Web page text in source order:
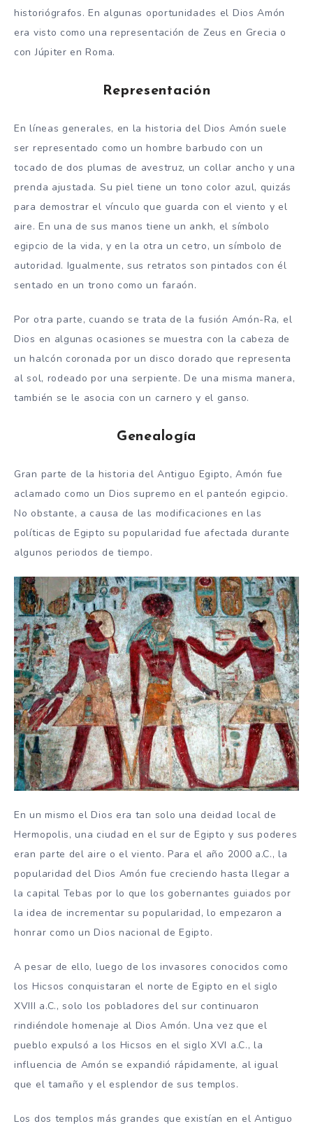
historiógrafos. En algunas oportunidades el Dios Amón
era visto como una representación de Zeus en Grecia o
con Júpiter en Roma.
Representación
En líneas generales, en la historia del Dios Amón suele
ser representado como un hombre barbudo con un
tocado de dos plumas de avestruz, un collar ancho y una
prenda ajustada. Su piel tiene un tono color azul, quizás
para demostrar el vínculo que guarda con el viento y el
aire. En una de sus manos tiene un ankh, el símbolo
egipcio de la vida, y en la otra un cetro, un símbolo de
autoridad. Igualmente, sus retratos son pintados con él
sentado en un trono como un faraón.
Por otra parte, cuando se trata de la fusión Amón-Ra, el
Dios en algunas ocasiones se muestra con la cabeza de
un halcón coronada por un disco dorado que representa
al sol, rodeado por una serpiente. De una misma manera,
también se le asocia con un carnero y el ganso.
Genealogía
Gran parte de la historia del Antiguo Egipto, Amón fue
aclamado como un Dios supremo en el panteón egipcio.
No obstante, a causa de las modificaciones en las
políticas de Egipto su popularidad fue afectada durante
algunos periodos de tiempo.
En un mismo el Dios era tan solo una deidad local de
Hermopolis, una ciudad en el sur de Egipto y sus poderes
eran parte del aire o el viento. Para el año 2000 a.C., la
popularidad del Dios Amón fue creciendo hasta llegar a
la capital Tebas por lo que los gobernantes guiados por
la idea de incrementar su popularidad, lo empezaron a
honrar como un Dios nacional de Egipto.
A pesar de ello, luego de los invasores conocidos como
los Hicsos conquistaran el norte de Egipto en el siglo
XVIII a.C., solo los pobladores del sur continuaron
rindiéndole homenaje al Dios Amón. Una vez que el
pueblo expulsó a los Hicsos en el siglo XVI a.C., la
influencia de Amón se expandió rápidamente, al igual
que el tamaño y el esplendor de sus templos.
Los dos templos más grandes que existían en el Antiguo